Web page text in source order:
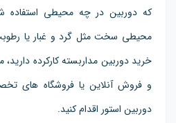
که دوربین در چه محیطی استفاده
محیطی سخت مثل گرد و غبار یا
خرید دوربین مداربسته کارکرده
و فروش آنلاین یا فروشگاه های
دوربین استور اقدام کنید.